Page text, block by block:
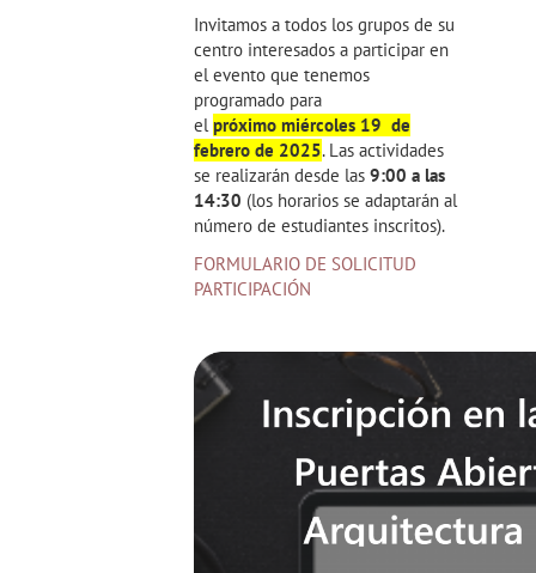
Invitamos a todos los grupos de su
centro interesados a participar en
el evento que tenemos
programado para
el próximo miércoles 19 de
febrero de 2025. Las actividades
se realizarán desde las 9:00 a las
14:30 (los horarios se adaptarán al
número de estudiantes inscritos).
FORMULARIO DE SOLICITUD
PARTICIPACIÓN